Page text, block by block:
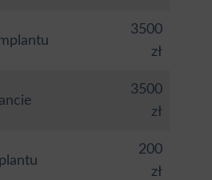
3500
zł
3500
zł
200
zł